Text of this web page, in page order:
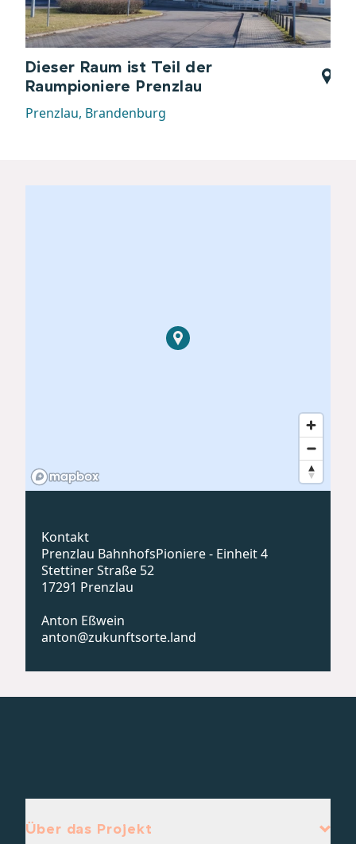
Dieser Raum ist Teil der
Raumpioniere Prenzlau
Prenzlau, Brandenburg
Kontakt
Prenzlau BahnhofsPioniere - Einheit 4
Stettiner Straße 52
17291 Prenzlau
Anton Eßwein
anton@zukunftsorte.land
Über das Projekt